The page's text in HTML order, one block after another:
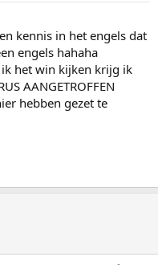
kennis in het engels dat
engels hahaha
het win kijken krijg ik
AANGETROFFEN
hebben gezet te